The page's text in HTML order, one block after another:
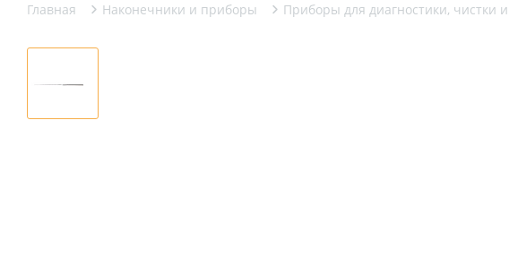
Главная Наконечники и приборы Приборы для диагностики, чистки